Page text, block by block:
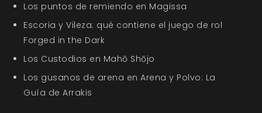
Los puntos de remiendo en Magissa
Escoria y Vileza: qué contiene el juego de rol
Forged in the Dark
Los Custodios en Mahō Shōjo
Los gusanos de arena en Arena y Polvo: La
Guía de Arrakis